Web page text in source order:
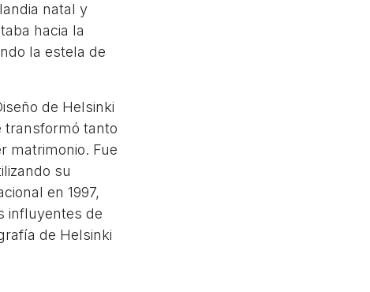
natal y
hacia la
la estela de
de Helsinki
transformó tanto
matrimonio. Fue
su
en 1997,
influyentes de
de Helsinki